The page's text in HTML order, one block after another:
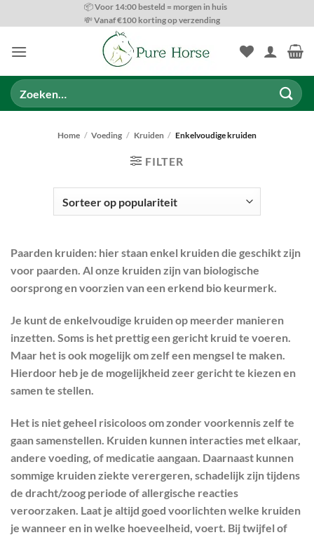
naar
📦 Voor 14:00 besteld = morgen in huis
💸 Vanaf €100 korting op verzending
Zoeken
naar:
Home / Voeding / Kruiden / Enkelvoudige kruiden
FILTER
PRODUCT CATEGORIEËN
PRODUCT GEWICHT
MERKEN
FILTER RESET
Paarden kruiden: hier staan enkel kruiden die geschikt zijn
voor paarden. Al onze kruiden zijn van biologische
oorsprong en voorzien van een erkend bio keurmerk.
Je kunt de enkelvoudige kruiden op meerder manieren
inzetten. Soms is het prettig een gericht kruid te voeren.
Maar het is ook mogelijk om zelf een mengsel te maken.
Hierdoor heb je de mogelijkheid zeer gericht te kiezen en
samen te stellen.
Het is niet geheel risicoloos om zonder voorkennis zelf te
gaan samenstellen. Kruiden kunnen interacties met elkaar,
andere voeding, of medicatie aangaan. Daarnaast kunnen
sommige kruiden ziekte verergeren, schadelijk zijn tijdens
de dracht/zoog periode of allergische reacties
veroorzaken. Laat je altijd goed voorlichten welke kruiden
je wanneer en in welke hoeveelheid, voert. Bij twijfel of